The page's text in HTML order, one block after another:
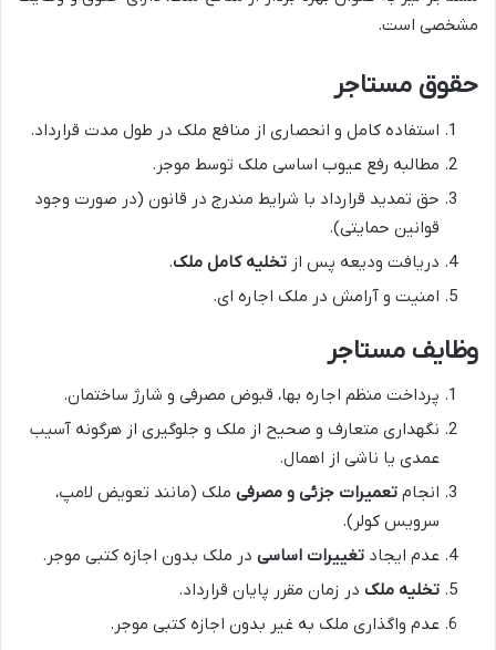
مشخصی است.
حقوق مستاجر
استفاده کامل و انحصاری از منافع ملک در طول مدت قرارداد.
مطالبه رفع عیوب اساسی ملک توسط موجر.
حق تمدید قرارداد با شرایط مندرج در قانون (در صورت وجود
قوانین حمایتی).
دریافت ودیعه پس از تخلیه کامل ملک.
امنیت و آرامش در ملک اجاره ای.
وظایف مستاجر
پرداخت منظم اجاره بها، قبوض مصرفی و شارژ ساختمان.
نگهداری متعارف و صحیح از ملک و جلوگیری از هرگونه آسیب
عمدی یا ناشی از اهمال.
انجام تعمیرات جزئی و مصرفی ملک (مانند تعویض لامپ،
سرویس کولر).
عدم ایجاد تغییرات اساسی در ملک بدون اجازه کتبی موجر.
تخلیه ملک در زمان مقرر پایان قرارداد.
عدم واگذاری ملک به غیر بدون اجازه کتبی موجر.